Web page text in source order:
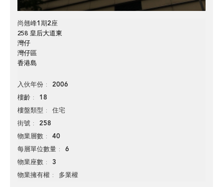
尚翹峰1期2座
258 皇后大道東
灣仔
灣仔區
香港島
入伙年份 2006
樓齡 18
樓盤類型 住宅
街號 258
物業層數 40
每層單位數量 6
物業座數 3
物業擁有權 多業權